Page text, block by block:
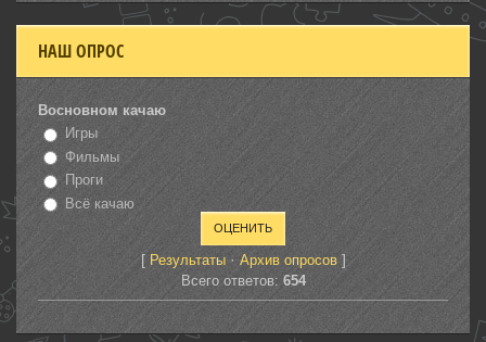
НАШ ОПРОС
Восновном качаю
Игры
Фильмы
Проги
Всё качаю
[ Результаты· Архив опросов]
Всего ответов: 654